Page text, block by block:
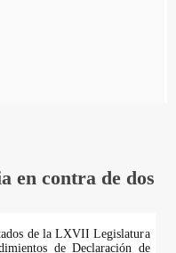
en contra de dos
de la LXVII Legislatura
de Declaración de